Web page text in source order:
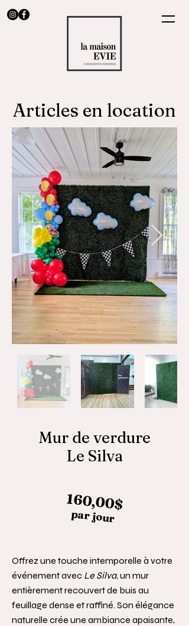
Articles en location
Mur de verdure
Le Silva
160,00$
par jour
Offrez une touche intemporelle à votre
événement avec Le Silva, un mur
entièrement recouvert de buis au
feuillage dense et raffiné. Son élégance
naturelle crée une ambiance apaisante,